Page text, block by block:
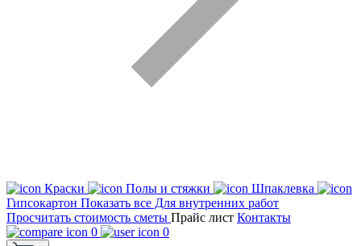
Краски Полы и стяжки
Шпаклевка
Гипсокартон Показать все Для внутренних работ
Просчитать стоимость сметы Прайс лист Контакты
0
0